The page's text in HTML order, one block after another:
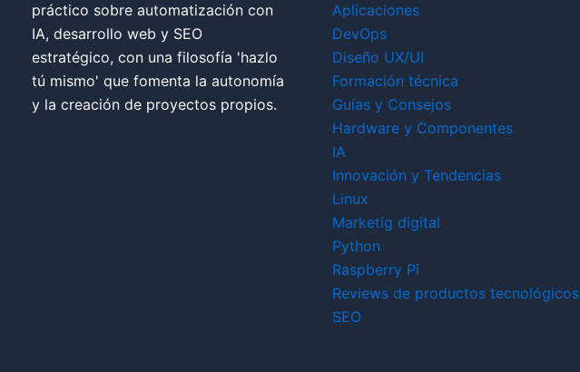
práctico sobre automatización con
IA, desarrollo web y SEO
estratégico, con una filosofía 'hazlo
tú mismo' que fomenta la autonomía
y la creación de proyectos propios.
Aplicaciones
DevOps
Diseño UX/UI
Formación técnica
Guías y Consejos
Hardware y Componentes
IA
Innovación y Tendencias
Linux
Marketig digital
Python
Raspberry Pi
Reviews de productos tecnológicos
SEO